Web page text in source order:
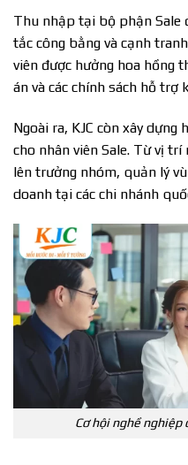
Thu nhập tại bộ phận Sale
tắc công bằng và cạnh
viên được hưởng hoa hồng
án và các chính sách hỗ trợ
Ngoài ra, KJC còn xây
cho nhân viên Sale. Từ vị
lên trưởng nhóm, quản lý
doanh tại các chi nhánh
Cơ hội nghề nghiệp